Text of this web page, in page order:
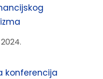
konferencija